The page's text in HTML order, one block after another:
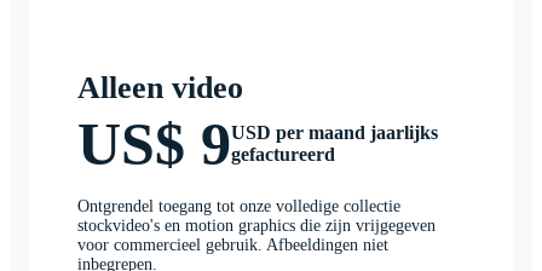
Alleen video
US$ 9USD per maand jaarlijks
gefactureerd
Ontgrendel toegang tot onze volledige collectie
stockvideo's en motion graphics die zijn vrijgegeven
voor commercieel gebruik. Afbeeldingen niet
inbegrepen.